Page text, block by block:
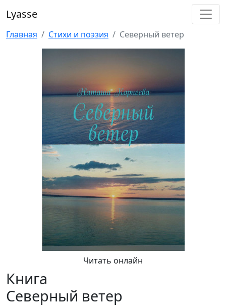
Lyasse
Главная Стихи и поэзия Северный ветер
Читать онлайн
Книга
Северный ветер